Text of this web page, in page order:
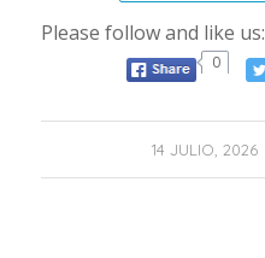
Please follow and like us:
0
14 JULIO, 2026